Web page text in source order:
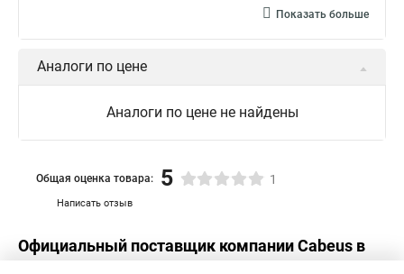
Показать больше
Аналоги по цене
Аналоги по цене не найдены
Написать отзыв
Общая оценка товара: 5 1
Официальный поставщик компанииCabeus в